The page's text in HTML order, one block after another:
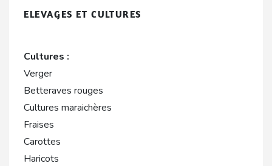
ELEVAGES ET CULTURES
Cultures :
Verger
Betteraves rouges
Cultures maraichères
Fraises
Carottes
Haricots